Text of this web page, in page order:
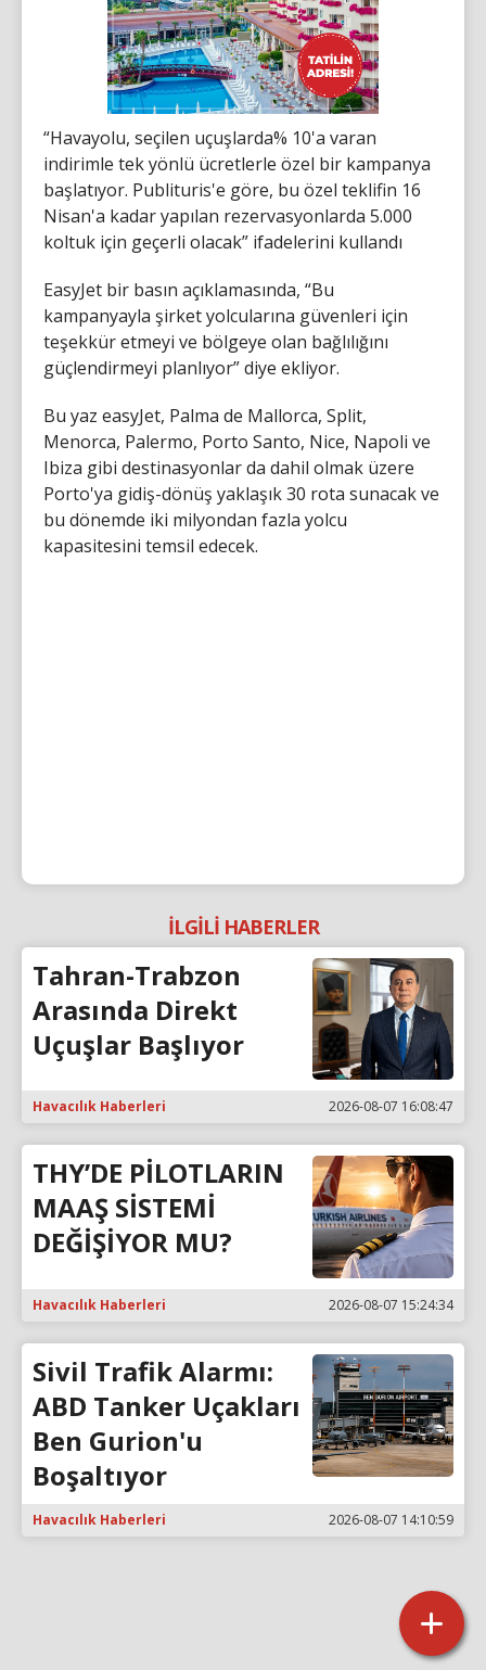
“Havayolu, seçilen uçuşlarda% 10'a varan
indirimle tek yönlü ücretlerle özel bir kampanya
başlatıyor. Publituris'e göre, bu özel teklifin 16
Nisan'a kadar yapılan rezervasyonlarda 5.000
koltuk için geçerli olacak” ifadelerini kullandı
EasyJet bir basın açıklamasında, “Bu
kampanyayla şirket yolcularına güvenleri için
teşekkür etmeyi ve bölgeye olan bağlılığını
güçlendirmeyi planlıyor” diye ekliyor.
Bu yaz easyJet, Palma de Mallorca, Split,
Menorca, Palermo, Porto Santo, Nice, Napoli ve
Ibiza gibi destinasyonlar da dahil olmak üzere
Porto'ya gidiş-dönüş yaklaşık 30 rota sunacak ve
bu dönemde iki milyondan fazla yolcu
kapasitesini temsil edecek.
İLGİLİ HABERLER
Tahran-Trabzon
Arasında Direkt
Uçuşlar Başlıyor
Havacılık Haberleri 2026-08-07 16:08:47
THY’DE PİLOTLARIN
MAAŞ SİSTEMİ
DEĞİŞİYOR MU?
Havacılık Haberleri 2026-08-07 15:24:34
Sivil Trafik Alarmı:
ABD Tanker Uçakları
Ben Gurion'u
Boşaltıyor
Havacılık Haberleri 2026-08-07 14:10:59